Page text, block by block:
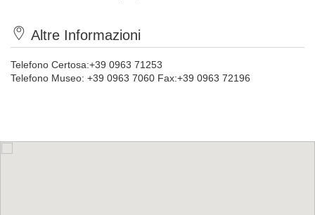
Altre Informazioni
Telefono Certosa:+39 0963 71253
Telefono Museo: +39 0963 7060 Fax:+39 0963 72196